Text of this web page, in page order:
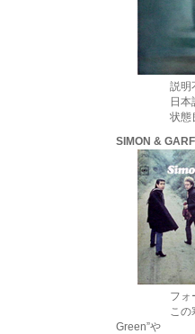
説明不要の
日本語ラ
状態良好
SIMON &
フォーク
この寒そう
Green”や